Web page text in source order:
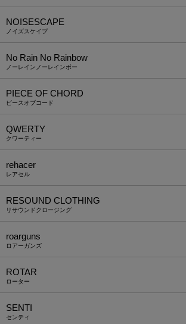
NOISESCAPE
ノイズスケイプ
No Rain No Rainbow
ノーレインノーレインボー
PIECE OF CHORD
ピースオブコード
QWERTY
クワーティー
rehacer
レアセル
RESOUND CLOTHING
リサウンドクロージング
roarguns
ロアーガンズ
ROTAR
ローター
SENTI
センティ